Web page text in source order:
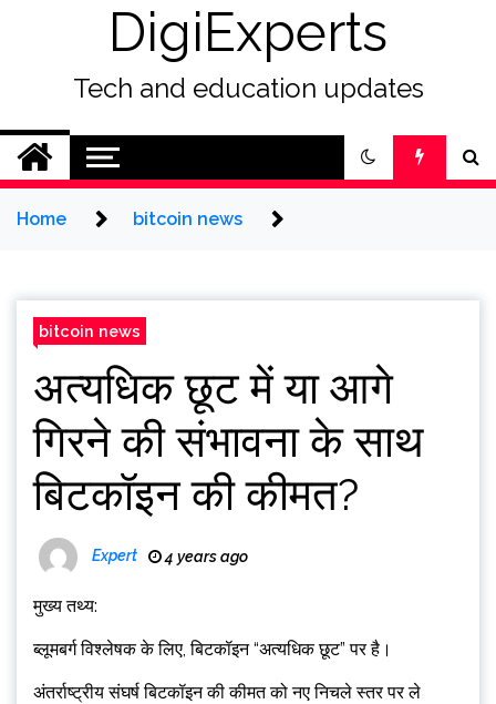
DigiExperts
Tech and education updates
Home bitcoin news
bitcoin news
अत्यधिक छूट में या आगे
गिरने की संभावना के साथ
बिटकॉइन की कीमत?
Expert 4 years ago
मुख्य तथ्य:
ब्लूमबर्ग विश्लेषक के लिए, बिटकॉइन “अत्यधिक छूट” पर है।
अंतर्राष्ट्रीय संघर्ष बिटकॉइन की कीमत को नए निचले स्तर पर ले